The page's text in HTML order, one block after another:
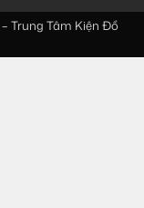
Trung Tâm Kiện Đồ